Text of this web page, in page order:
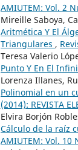
AMIUTEM: Vol. 2
Mireille Saboya,
Aritmética Y El
Triangulares ,
Teresa Valerio
Punto Y En El
Lorenza Illanes,
Polinomial en un
(2014): REVISTA
Elvira Borjón
Cálculo de la raíz
AMIUTEM: Vol. 10